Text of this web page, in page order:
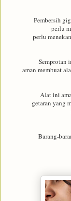
Pembersih
perlu
perlu
Semprotan
aman membuat
Alat ini
getaran yang
Barang-